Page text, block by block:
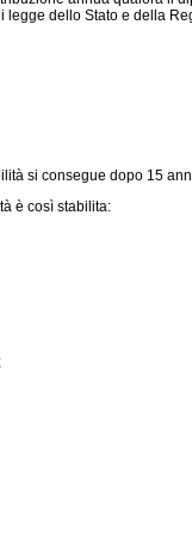
dello Stato e della
si consegue dopo 15
è così stabilita: